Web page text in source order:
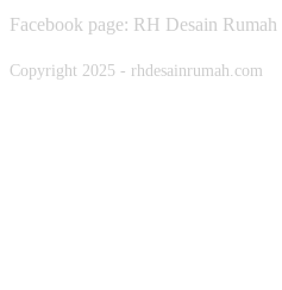
Facebook page: RH Desain Rumah
Copyright 2025 - rhdesainrumah.com